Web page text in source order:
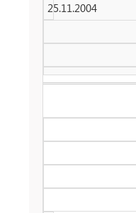
25.11.2004